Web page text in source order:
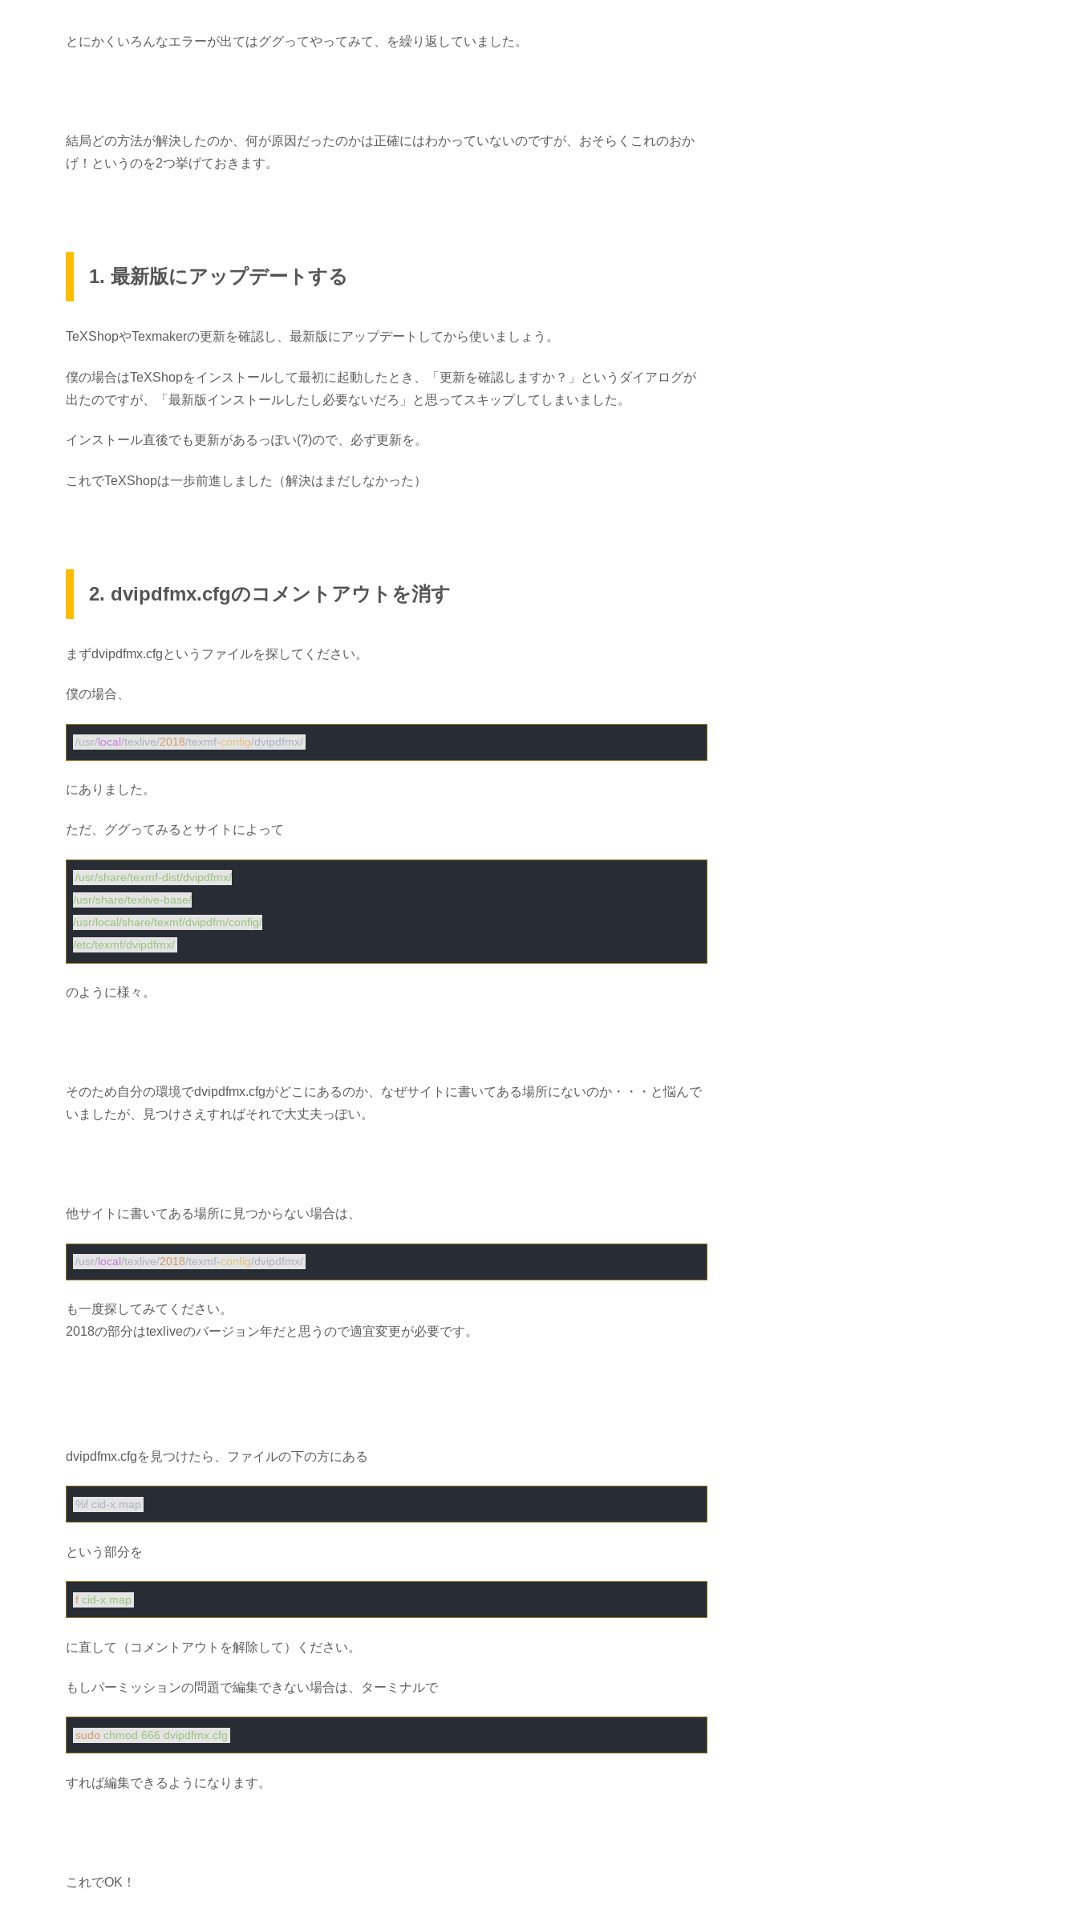
とにかくいろんなエラーが出てはググってやってみて、を繰り返していました。
結局どの方法が解決したのか、何が原因だったのかは正確にはわかっていないのですが、おそらくこれのおか
げ！というのを2つ挙げておきます。
1. 最新版にアップデートする
TeXShopやTexmakerの更新を確認し、最新版にアップデートしてから使いましょう。
僕の場合はTeXShopをインストールして最初に起動したとき、「更新を確認しますか？」というダイアログが
出たのですが、「最新版インストールしたし必要ないだろ」と思ってスキップしてしまいました。
インストール直後でも更新があるっぽい(?)ので、必ず更新を。
これでTeXShopは一歩前進しました（解決はまだしなかった）
2. dvipdfmx.cfgのコメントアウトを消す
まずdvipdfmx.cfg というファイルを探してください。
僕の場合、
/usr/local/texlive/2018/texmf-config /dvipdfmx/
にありました。
ただ、ググってみるとサイトによって
/usr/share/texmf-dist/dvipdfmx/
/usr/share/texlive-base/
/usr/local/share/texmf/dvipdfm/config/
/etc/texmf/dvipdfmx/
のように様々。
そのため自分の環境でdvipdfmx.cfgがどこにあるのか、なぜサイトに書いてある場所にないのか・・・と悩んで
いましたが、見つけさえすればそれで大丈夫っぽい。
他サイトに書いてある場所に見つからない場合は、
/usr/local/texlive/2018/texmf-config /dvipdfmx/
も一度探してみてください。
2018の部分はtexliveのバージョン年だと思うので適宜変更が必要です。
dvipdfmx.cfgを見つけたら、ファイルの下の方にある
という部分を
f cid-x.map
に直して（コメントアウトを解除して）ください。
もしパーミッションの問題で編集できない場合は、ターミナルで
sudo chmod 666 dvipdfmx.cfg
すれば編集できるようになります。
これでOK！